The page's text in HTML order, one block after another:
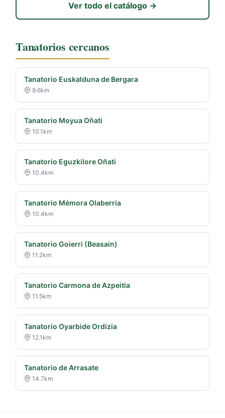
Ver todo el catálogo →
Tanatorios cercanos
Tanatorio Euskalduna de Bergara
9.6km
Tanatorio Moyua Oñati
10.1km
Tanatorio Eguzkilore Oñati
10.4km
Tanatorio Mémora Olaberria
10.4km
Tanatorio Goierri (Beasain)
11.2km
Tanatorio Carmona de Azpeitia
11.5km
Tanatorio Oyarbide Ordizia
12.1km
Tanatorio de Arrasate
14.7km